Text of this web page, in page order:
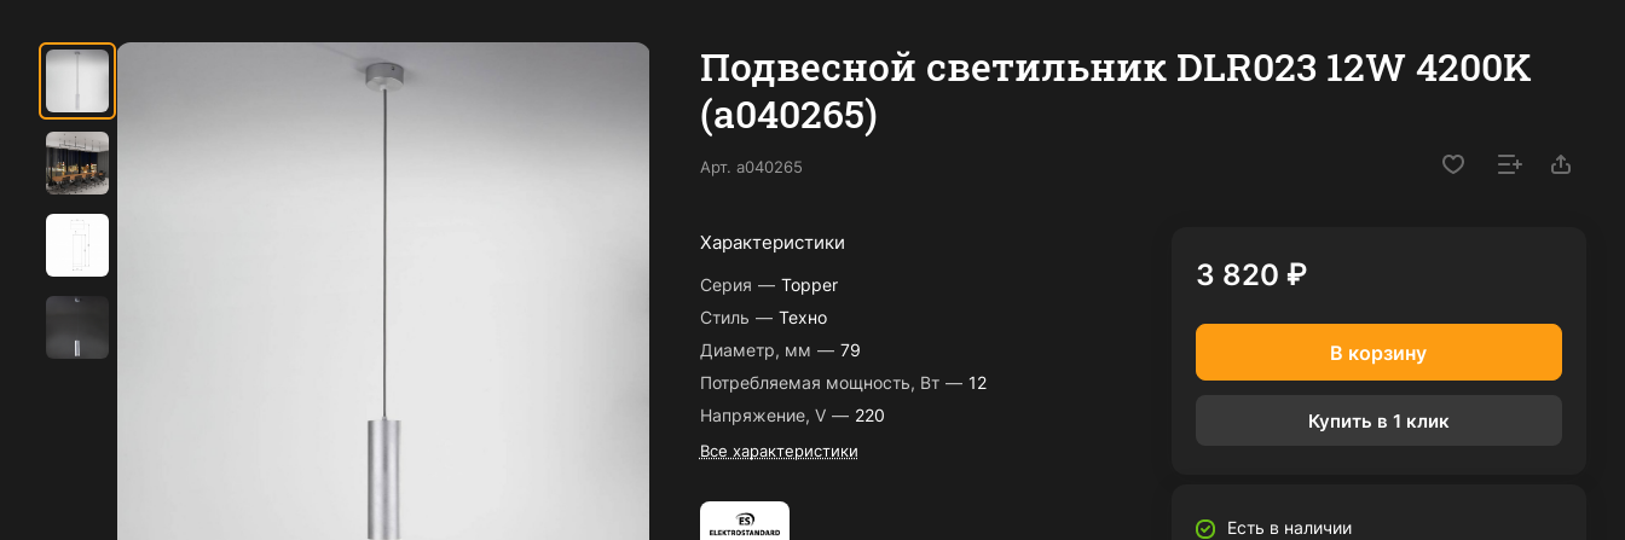
Подвесной светильник DLR023 12W 4200K
(a040265)
Арт. a040265
Характеристики
Серия — Topper
Стиль — Техно
Диаметр, мм — 79
Потребляемая мощность, Вт — 12
Напряжение, V — 220
Все характеристики
3 820 ₽
В корзину
Купить в 1 клик
Есть в наличии